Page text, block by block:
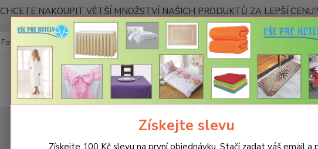
CHCETE NAKOUPIT VĚTŠÍ MNOŽSTVÍ NAŠICH PRODUKTŮ ZA LEPŠÍ
Fotogalerie Kontakty
Hledat
Teflonové ubrusy jednobarevné s vodoodpudivou úpravou
Získejte slevu
Získejte 100 Kč slevu na první objednávku. Stačí zadat váš email a